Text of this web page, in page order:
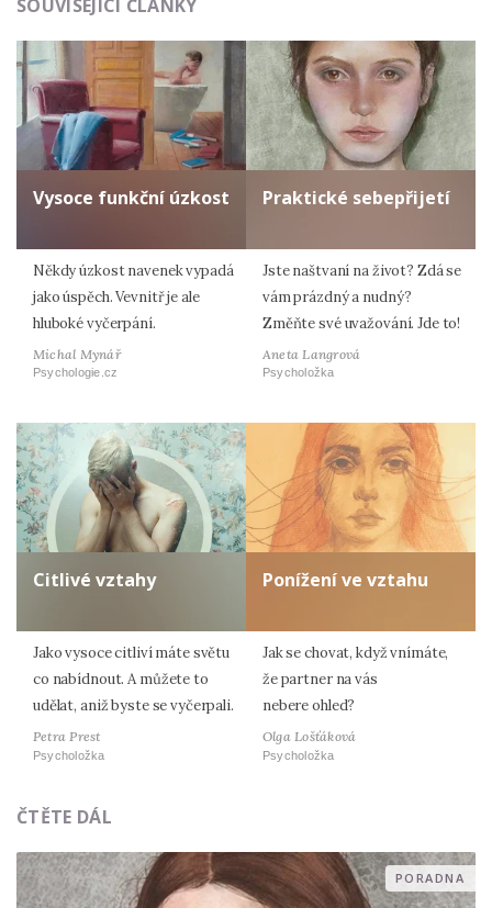
SOUVISEJÍCÍ ČLÁNKY
Vysoce funkční úzkost
Někdy úzkost navenek vypadá
jako úspěch. Vevnitř je ale
hluboké vyčerpání.
Michal Mynář
Psychologie.cz
Praktické sebepřijetí
Jste naštvaní na život? Zdá se
vám prázdný a nudný?
Změňte své uvažování. Jde to!
Aneta Langrová
Psycholožka
Citlivé vztahy
Jako vysoce citliví máte světu
co nabídnout. A můžete to
udělat, aniž byste se vyčerpali.
Petra Prest
Psycholožka
Ponížení ve vztahu
Jak se chovat, když vnímáte,
že partner na vás
nebere ohled?
Olga Lošťáková
Psycholožka
ČTĚTE DÁL
PORADNA